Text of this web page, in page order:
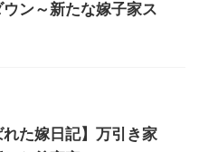
ウン～新たな嫁子家ス
れた嫁日記】万引き家